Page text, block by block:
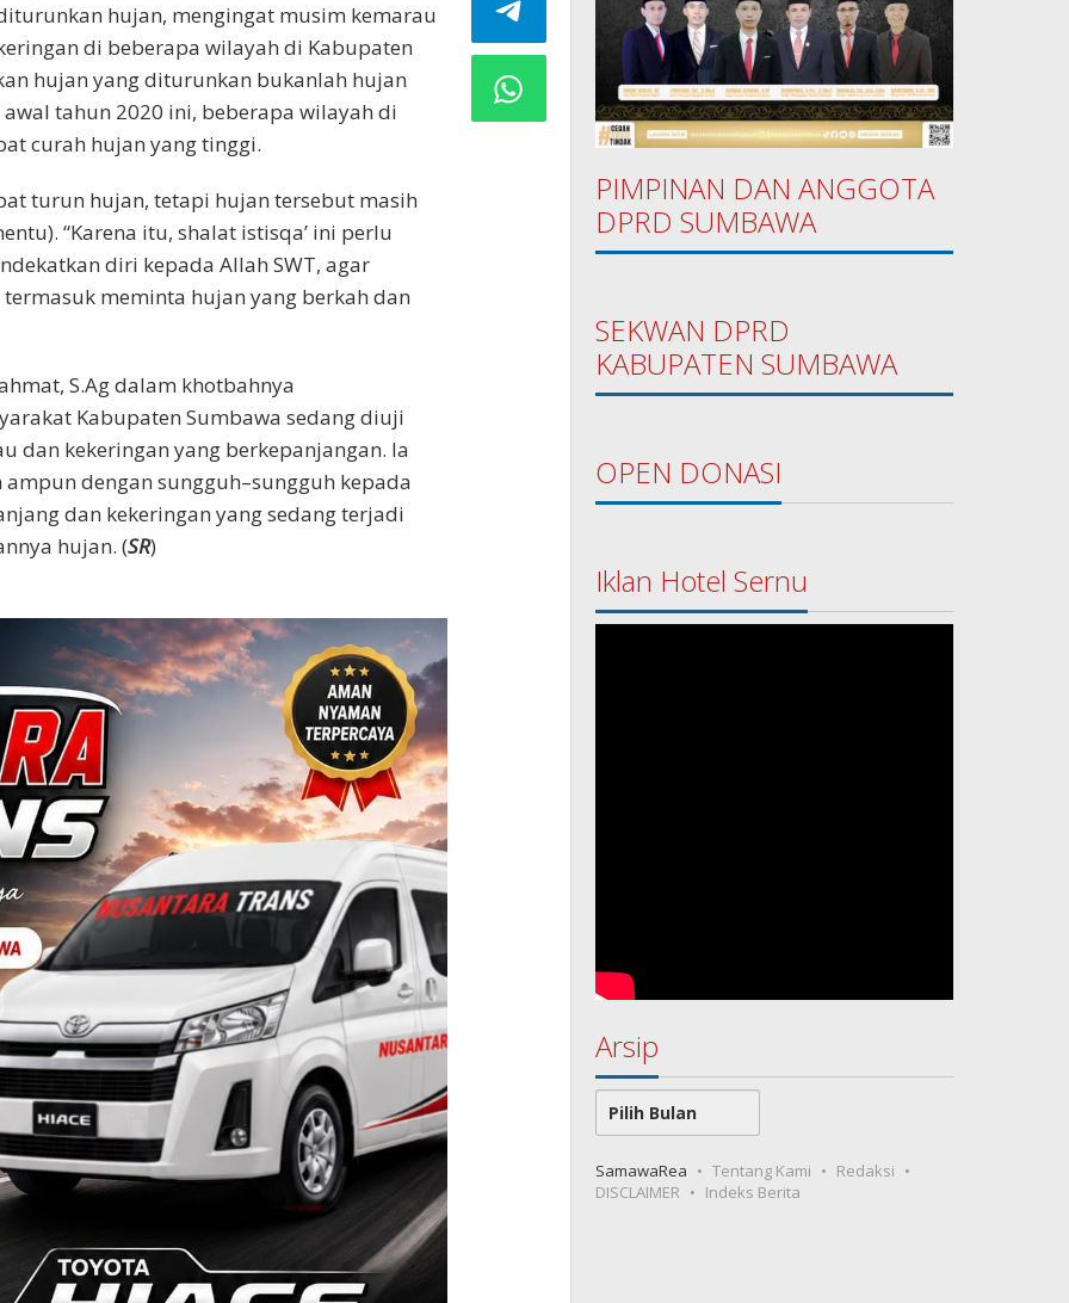
hujan, mengingat musim kemarau
di beberapa wilayah di Kabupaten
hujan yang diturunkan bukanlah hujan
tahun 2020 ini, beberapa wilayah di
curah hujan yang tinggi.
turun hujan, tetapi hujan tersebut masih
“Karena itu, shalat istisqa’ ini perlu
diri kepada Allah SWT, agar
meminta hujan yang berkah dan
S.Ag dalam khotbahnya
Kabupaten Sumbawa sedang diuji
dan kekeringan yang berkepanjangan. Ia
dengan sungguh–sungguh kepada
dan kekeringan yang sedang terjadi
hujan. (SR)
PIMPINAN DAN ANGGOTA
DPRD SUMBAWA
SEKWAN DPRD
KABUPATEN SUMBAWA
OPEN DONASI
Iklan Hotel Sernu
Arsip
Arsip
SamawaRea Tentang Kami
Redaksi
DISCLAIMER
Indeks Berita